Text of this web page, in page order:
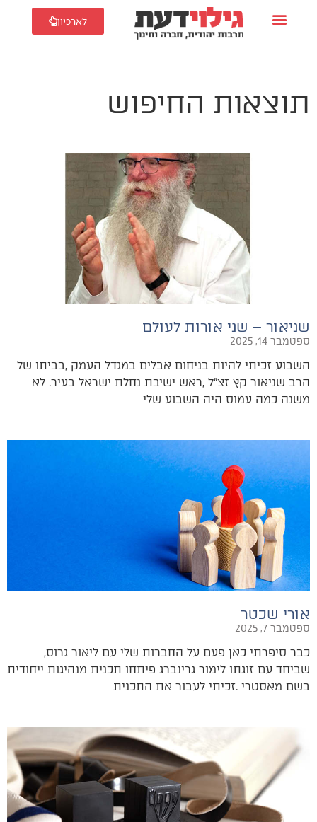
לארכיון
תוצאות החיפוש
שניאור – שני אורות לעולם
ספטמבר 14, 2025
‬משנה‭ ‬כמה‭ ‬עמוס‭ ‬היה‭ ‬השבוע‭ ‬שלי‭
אורי שכטר
ספטמבר 7, 2025
כבר‭ ‬סיפרתי‭ ‬כאן‭ ‬פעם‭ ‬על‭ ‬החברות‭ ‬שלי‭ ‬עם‭ ‬ליאור‭ ‬גרוס‭,
‬בשם‭ ‬מאסטרי‭. ‬זכיתי‭ ‬לעבור‭ ‬את‭ ‬התכנית‭